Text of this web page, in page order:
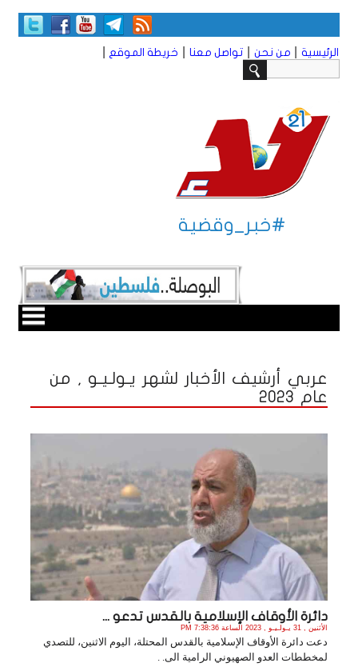
الرئيسية من نحن تواصل معنا خريطة الموقع
#خبر_وقضية
عربي أرشيف الأخبار لشهر يـولـيـو , من
عام 2023
دائرة الأوقاف الإسلامية بالقدس تدعو ...
الأثنين , 31 يـولـيـو , 2023 الساعة 7:38:36 PM
دعت دائرة الأوقاف الإسلامية بالقدس المحتلة، اليوم الاثنين، للتصدي
لمخططات العدو الصهيوني الرامية الى. .